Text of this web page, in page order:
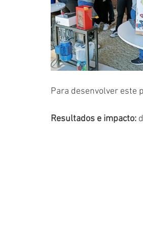
Para desenvolver este
Resultados e impacto: